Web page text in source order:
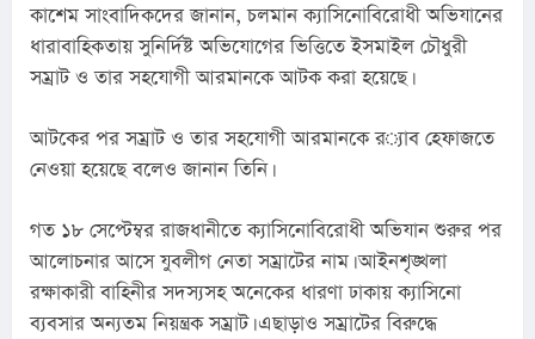
কাশেম সাংবাদিকদের জানান, চলমান ক্যাসিনোবিরোধী অভিযানের
ধারাবাহিকতায় সুনির্দিষ্ট অভিযোগের ভিত্তিতে ইসমাইল চৌধুরী
সম্রাট ও তার সহযোগী আরমানকে আটক করা হয়েছে।
আটকের পর সম্রাট ও তার সহযোগী আরমানকে র‌্যাব হেফাজতে
নেওয়া হয়েছে বলেও জানান তিনি।
গত ১৮ সেপ্টেম্বর রাজধানীতে ক্যাসিনোবিরোধী অভিযান শুরুর পর
আলোচনার আসে যুবলীগ নেতা সম্রাটের নাম। আইনশৃঙ্খলা
রক্ষাকারী বাহিনীর সদস্যসহ অনেকের ধারণা ঢাকায় ক্যাসিনো
ব্যবসার অন্যতম নিয়ন্ত্রক সম্রাট। এছাড়াও সম্রাটের বিরুদ্ধে